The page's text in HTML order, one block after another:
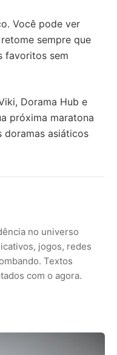
Você pode ver
sempre que
favoritos sem
Dorama Hub e
próxima maratona
doramas asiáticos
no universo
jogos, redes
Textos
com o agora.